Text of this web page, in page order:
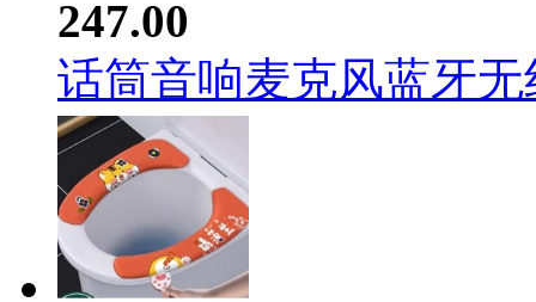
247.00
话筒音响麦克风蓝牙无